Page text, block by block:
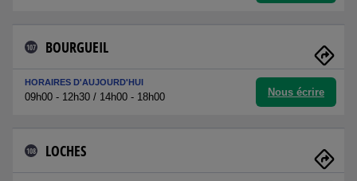
107 BOURGUEIL
HORAIRES D'AUJOURD'HUI
09h00 - 12h30 / 14h00 - 18h00 Nous écrire
108 LOCHES